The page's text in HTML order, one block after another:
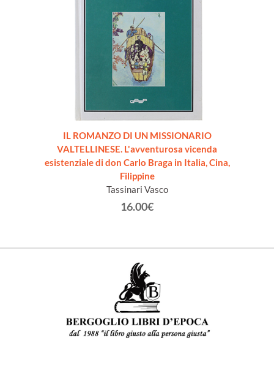
IL ROMANZO DI UN MISSIONARIO
VALTELLINESE. L'avventurosa vicenda
esistenziale di don Carlo Braga in Italia, Cina,
Filippine
Tassinari Vasco
16.00€